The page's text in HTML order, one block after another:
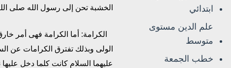
ابتدائي
علم الدين مستوى
متوسط
خطب الجمعة
الخشبة تحن إلى رسول الله صلى
الكرامة: أما الكرامة فهى أمر
الولى وبذلك تفترق الكرامات عن
عليهما السلام كانت كلما دخل